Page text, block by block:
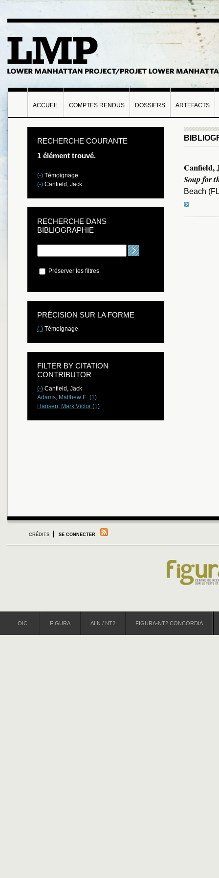
ACCUEIL COMPTES RENDUS DOSSIERS ARTEFACTS
Canfield,
Soup for
Beach
RECHERCHE COURANTE
1 élément trouvé.
(-) Témoignage
(-) Canfield, Jack
RECHERCHE DANS
BIBLIOGRAPHIE
Préserver les filtres
PRÉCISION SUR LA FORME
(-) Témoignage
FILTER BY CITATION
CONTRIBUTOR
(-) Canfield, Jack
Adams, Matthew E. (1)
Hansen, Mark Victor (1)
CRÉDITS SE CONNECTER
OIC FIGURA ALN / NT2 FIGURA-NT2 CONCORDIA